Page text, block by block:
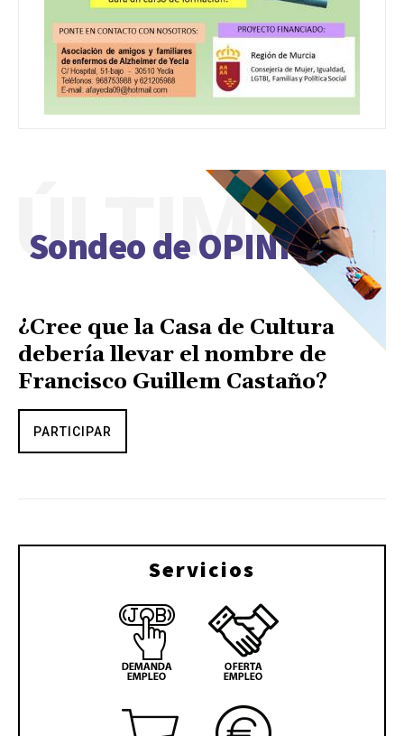
Sondeo de OPINIÓN
ÚLTIMO
¿Cree que la Casa de Cultura
debería llevar el nombre de
Francisco Guillem Castaño?
PARTICIPAR
Servicios